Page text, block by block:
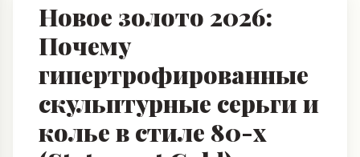
Новое золото 2026:
Почему
гипертрофированные
скульптурные серьги и
колье в стиле 80-х